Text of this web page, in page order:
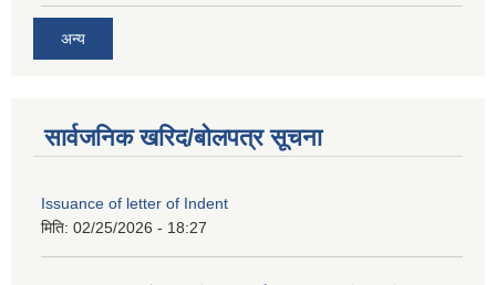
अन्य
सार्वजनिक खरिद/बोलपत्र सूचना
Issuance of letter of Indent
मिति: 02/25/2026 - 18:27